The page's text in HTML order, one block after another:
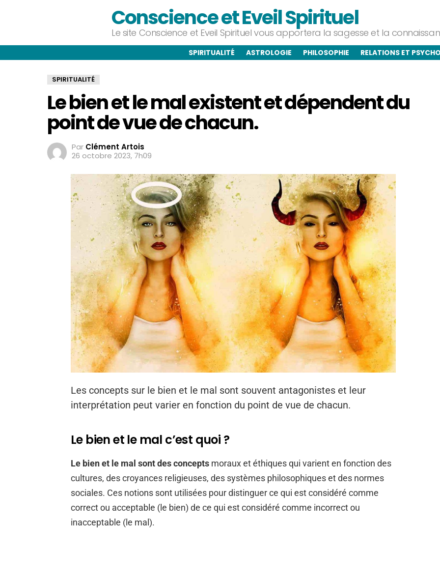
Conscience et Eveil Spirituel
Le site Conscience et Eveil Spirituel vous apportera la sagesse et la
SPIRITUALITÉ ASTROLOGIE PHILOSOPHIE RELATIONS ET
SPIRITUALITÉ
Le bien et le mal existent et dépendent du
point de vue de chacun.
Par Clément Artois
26 octobre 2023, 7h09
Les concepts sur le bien et le mal sont souvent antagonistes et leur
interprétation peut varier en fonction du point de vue de chacun.
Le bien et le mal c’est quoi ?
Le bien et le mal sont des concepts moraux et éthiques qui varient en fonction des
cultures, des croyances religieuses, des systèmes philosophiques et des normes
sociales. Ces notions sont utilisées pour distinguer ce qui est considéré comme
correct ou acceptable (le bien) de ce qui est considéré comme incorrect ou
inacceptable (le mal).